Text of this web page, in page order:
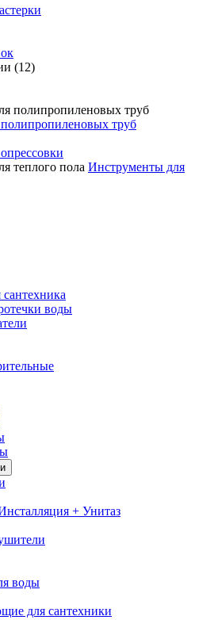
(12)
труб
Инструменты для
воды
+ Унитаз
воды
для сантехники